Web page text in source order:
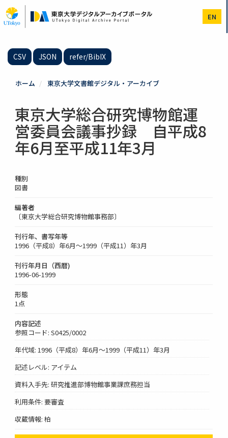
イ
ン
EN
CSV JSON refer/BibIX
ホーム 東京大学文書館デジタル・アーカイブ
東京大学総合研究博物館運
営委員会議事抄録 自平成8
年6月至平成11年3月
種別
図書
編著者
〔東京大学総合研究博物館事務部〕
刊行年、書写年等
1996（平成8）年6月～1999（平成11）年3月
刊行年月日（西暦)
1996-06-1999
形態
1点
内容記述
参照コード: S0425/0002
年代域: 1996（平成8）年6月～1999（平成11）年3月
記述レベル: アイテム
資料入手先: 研究推進部博物館事業課庶務担当
利用条件: 要審査
収蔵情報: 柏